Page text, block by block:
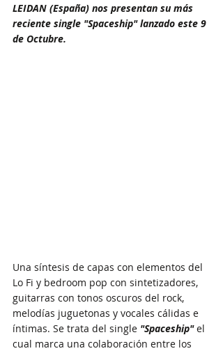
LEIDAN (España) nos presentan su más
reciente single "Spaceship" lanzado este 9
de Octubre.
Una síntesis de capas con elementos del
Lo Fi y bedroom pop con sintetizadores,
guitarras con tonos oscuros del rock,
melodías juguetonas y vocales cálidas e
íntimas. Se trata del single "Spaceship" el
cual marca una colaboración entre los